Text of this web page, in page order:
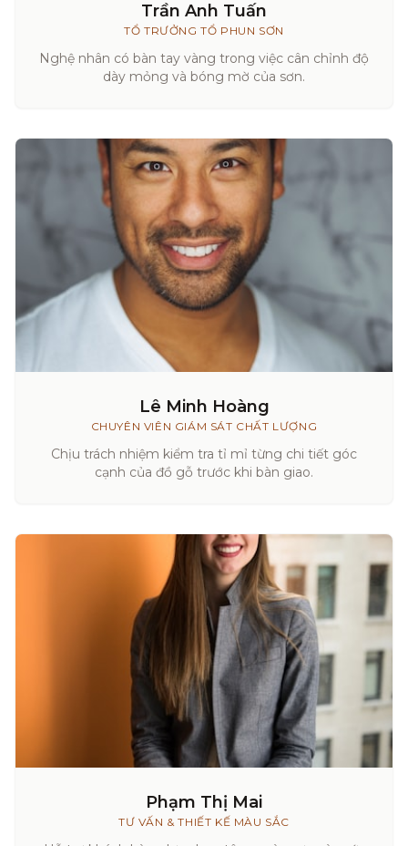
Trần Anh Tuấn
TỔ TRƯỞNG TỔ PHUN SƠN
Nghệ nhân có bàn tay vàng trong việc cân chỉnh độ
dày mỏng và bóng mờ của sơn.
Lê Minh Hoàng
CHUYÊN VIÊN GIÁM SÁT CHẤT LƯỢNG
Chịu trách nhiệm kiểm tra tỉ mỉ từng chi tiết góc
cạnh của đồ gỗ trước khi bàn giao.
Phạm Thị Mai
TƯ VẤN & THIẾT KẾ MÀU SẮC